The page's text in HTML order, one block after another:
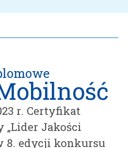
r. Certyfikat
„Lider Jakości
8. edycji konkursu